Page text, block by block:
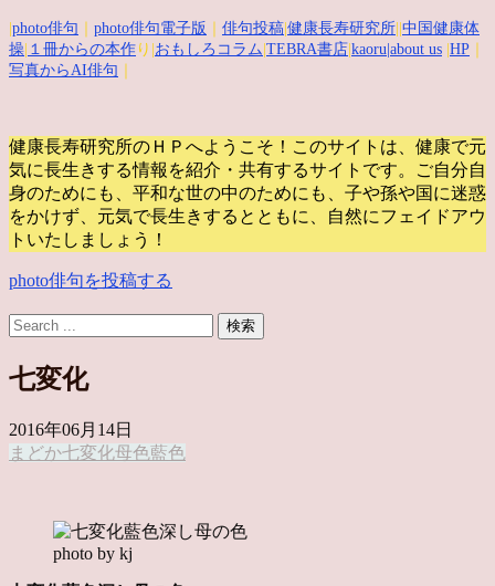
photo俳句 photo俳句電子版 俳句投稿 健康長寿研究所 中国健康体
操 １冊からの本作 り| おもしろコラム TEBRA書店 kaoru |about us HP
写真からAI俳句
健康長寿研究所のＨＰへようこそ！このサイトは、健康で元
気に長生きする情報を紹介・共有するサイトです。
ご自分自
身のためにも、平和な世の中のためにも、子や孫や国に迷惑
をかけず、元気で長生きするとともに、自然にフェイドアウ
トいたしましょう！
photo俳句を投稿する
七変化
2016年06月14日
まどか七変化母色藍色
photo by kj